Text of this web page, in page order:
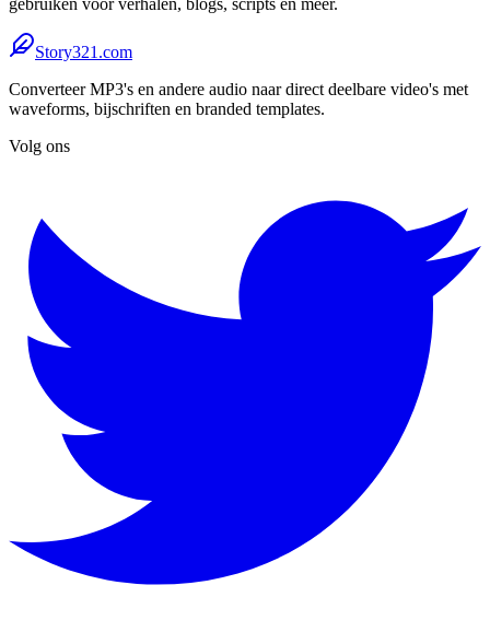
gebruiken voor verhalen, blogs, scripts en meer.
Story321.com
Converteer MP3's en andere audio naar direct deelbare video's met
waveforms, bijschriften en branded templates.
Volg ons